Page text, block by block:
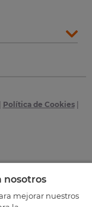
Política de Cookies|
nosotros
mejorar nuestros